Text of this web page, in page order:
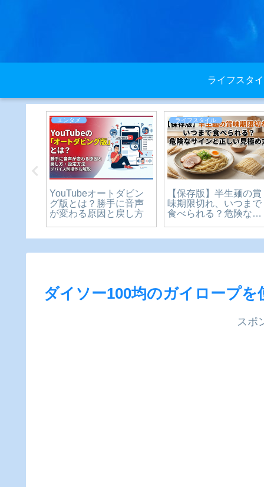
ライフスタ
ライフスタイル
厄払いの服装カジュア
ルでも大丈夫？神社参
拝のマナー完全ガイド
ライフスタイル
コストコ家族カードは
本人がいなくても使え
る？本人不在時の入店
ダイソー100均のガイロープ
スポ